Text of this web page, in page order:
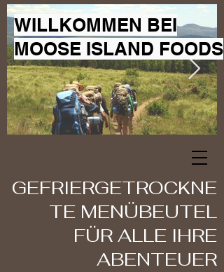
WILLKOMMEN BEI
MOOSE ISLAND FOODS
GEFRIERGETROCKNE
TE MENÜBEUTEL
FÜR ALLE IHRE
ABENTEUER